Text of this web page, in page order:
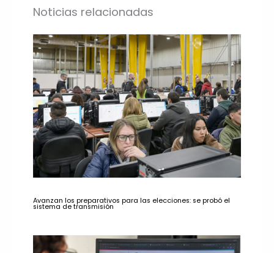
Noticias relacionadas
Avanzan los preparativos para las elecciones: se probó el
sistema de transmisión